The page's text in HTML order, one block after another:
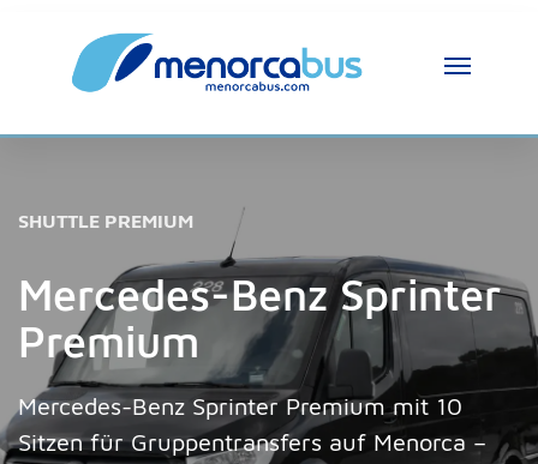
SHUTTLE PREMIUM
Mercedes-Benz Sprinter
Premium
Mercedes-Benz Sprinter Premium mit 10
Sitzen für Gruppentransfers auf Menorca –
Hallo, ich bin der Assistent von MenorcaBus.